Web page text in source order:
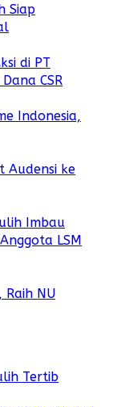
Siap
di PT
CSR
Indonesia,
Audensi ke
Imbau
LSM
Raih NU
Tertib